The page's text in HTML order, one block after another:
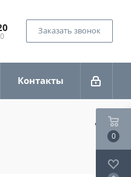
Заказать звонок
Контакты
0